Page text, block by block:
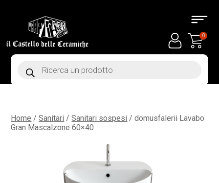
0
Home /Sanitari /Sanitari sospesi / domusfalerii Lavabo
Gran Mascalzone 60×40